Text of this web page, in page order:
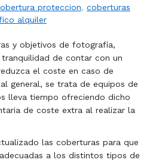
proteccion, coberturas
alquiler
y objetivos de fotografía,
de contar con un
el coste en caso de
general, se trata de equipos de
lleva tiempo ofreciendo dicho
de coste extra al realizar la
las coberturas para que
a los distintos tipos de